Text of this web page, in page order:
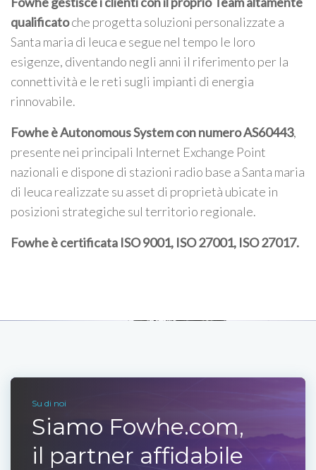
qualificatoche progetta soluzioni personalizzate a
Santa maria di leuca e segue nel tempo le loro
esigenze, diventando negli anni il riferimento per la
connettività e le reti sugli impianti di energia
rinnovabile.
Fowhe è Autonomous System con numero AS60443,
presente nei principali Internet Exchange Point
nazionali e dispone di stazioni radio base a Santa maria
di leuca realizzate su asset di proprietà ubicate in
posizioni strategiche sul territorio regionale.
Fowhe è certificata ISO 9001, ISO 27001, ISO 27017.
Su di noi
Siamo Fowhe.com,
il partner affidabile